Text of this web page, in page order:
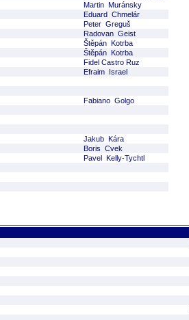
Martin Muránsky
Eduard Chmelár
Peter Greguš
Radovan Geist
Štěpán Kotrba
Štěpán Kotrba
Fidel Castro Ruz
Efraim Israel
Fabiano Golgo
Jakub Kára
Boris Cvek
Pavel Kelly-Tychtl